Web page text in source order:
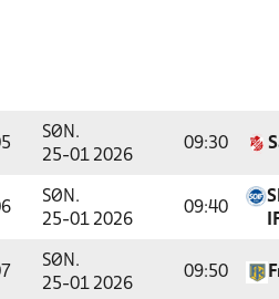
SØN.
25-01 2026
09:30
SØN.
25-01 2026
09:40
SØN.
25-01 2026
09:50